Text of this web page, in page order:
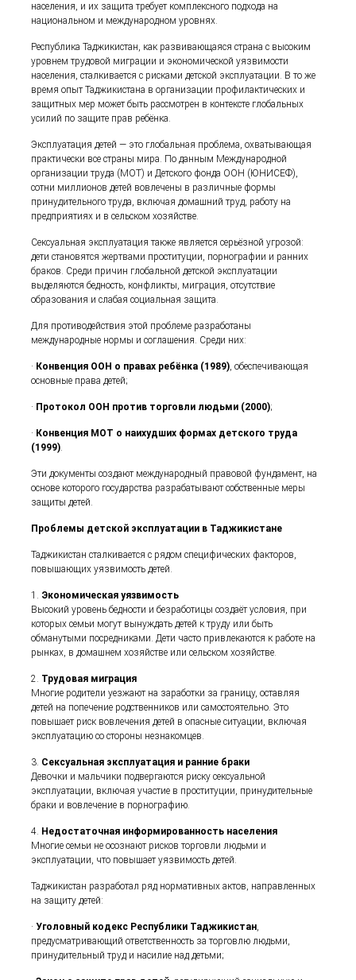
населения, и их защита требует комплексного подхода на
национальном и международном уровнях.
Республика Таджикистан, как развивающаяся страна с высоким
уровнем трудовой миграции и экономической уязвимости
населения, сталкивается с рисками детской эксплуатации. В то же
время опыт Таджикистана в организации профилактических и
защитных мер может быть рассмотрен в контексте глобальных
усилий по защите прав ребёнка.
Эксплуатация детей — это глобальная проблема, охватывающая
практически все страны мира. По данным Международной
организации труда (МОТ) и Детского фонда ООН (ЮНИСЕФ),
сотни миллионов детей вовлечены в различные формы
принудительного труда, включая домашний труд, работу на
предприятиях и в сельском хозяйстве.
Сексуальная эксплуатация также является серьёзной угрозой:
дети становятся жертвами проституции, порнографии и ранних
браков. Среди причин глобальной детской эксплуатации
выделяются бедность, конфликты, миграция, отсутствие
образования и слабая социальная защита.
Для противодействия этой проблеме разработаны
международные нормы и соглашения. Среди них:
· Конвенция ООН о правах ребёнка (1989), обеспечивающая
основные права детей;
· Протокол ООН против торговли людьми (2000);
· Конвенция МОТ о наихудших формах детского труда
(1999).
Эти документы создают международный правовой фундамент, на
основе которого государства разрабатывают собственные меры
защиты детей.
Проблемы детской эксплуатации в Таджикистане
Таджикистан сталкивается с рядом специфических факторов,
повышающих уязвимость детей.
1. Экономическая уязвимость
Высокий уровень бедности и безработицы создаёт условия, при
которых семьи могут вынуждать детей к труду или быть
обманутыми посредниками. Дети часто привлекаются к работе на
рынках, в домашнем хозяйстве или сельском хозяйстве.
2. Трудовая миграция
Многие родители уезжают на заработки за границу, оставляя
детей на попечение родственников или самостоятельно. Это
повышает риск вовлечения детей в опасные ситуации, включая
эксплуатацию со стороны незнакомцев.
3. Сексуальная эксплуатация и ранние браки
Девочки и мальчики подвергаются риску сексуальной
эксплуатации, включая участие в проституции, принудительные
браки и вовлечение в порнографию.
4. Недостаточная информированность населения
Многие семьи не осознают рисков торговли людьми и
эксплуатации, что повышает уязвимость детей.
Таджикистан разработал ряд нормативных актов, направленных
на защиту детей:
·Уголовный кодекс Республики Таджикистан,
предусматривающий ответственность за торговлю людьми,
принудительный труд и насилие над детьми;